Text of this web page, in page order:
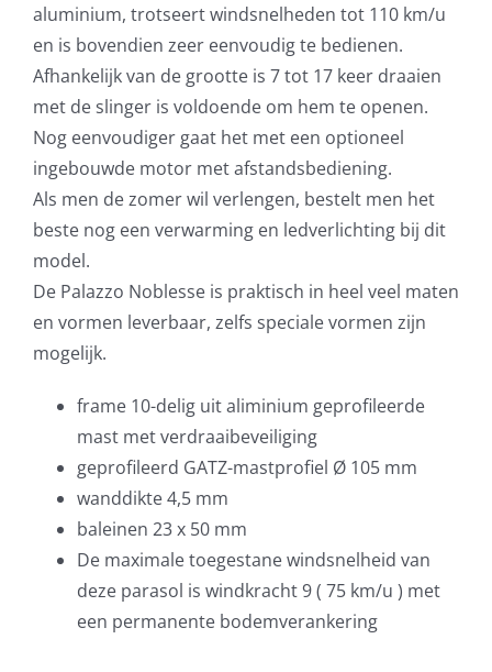
aluminium, trotseert windsnelheden tot 110 km/u
en is bovendien zeer eenvoudig te bedienen.
Afhankelijk van de grootte is 7 tot 17 keer draaien
met de slinger is voldoende om hem te openen.
Nog eenvoudiger gaat het met een optioneel
ingebouwde motor met afstandsbediening.
Als men de zomer wil verlengen, bestelt men het
beste nog een verwarming en ledverlichting bij dit
model.
De Palazzo Noblesse is praktisch in heel veel maten
en vormen leverbaar, zelfs speciale vormen zijn
mogelijk.
frame 10-delig uit aliminium geprofileerde
mast met verdraaibeveiliging
geprofileerd GATZ-mastprofiel Ø 105 mm
wanddikte 4,5 mm
baleinen 23 x 50 mm
De maximale toegestane windsnelheid van
deze parasol is windkracht 9 ( 75 km/u ) met
een permanente bodemverankering